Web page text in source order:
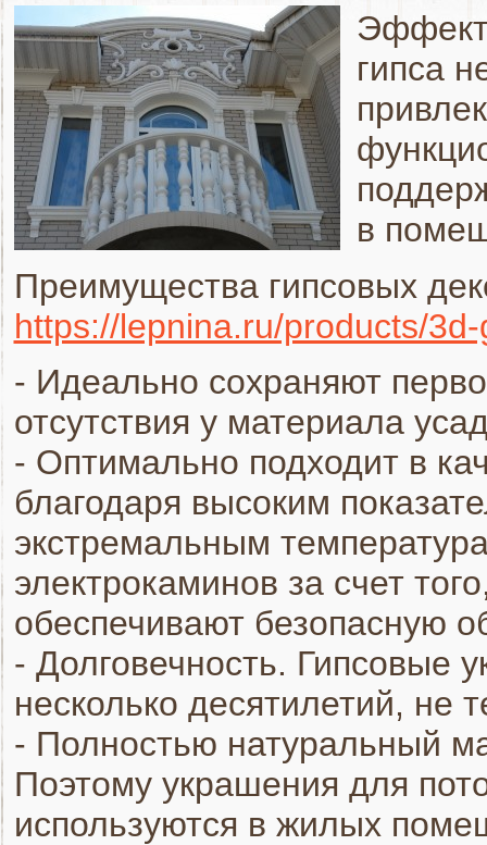
гипса
в
Преимущества гипсовых
https://lepnina.ru/products/
- Идеально сохраняют
отсутствия у материала
- Оптимально подходит в
благодаря высоким
экстремальным
электрокаминов за счет
обеспечивают безопасную
- Долговечность. Гипсовые
несколько десятилетий, не
- Полностью натуральный
Поэтому украшения для
используются в жилых